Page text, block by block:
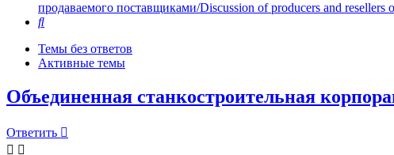
продаваемого поставщиками/Discussion of producers and resellers
Поиск
Темы без ответов
Активные темы
Объединенная станкостроительная
Ответить